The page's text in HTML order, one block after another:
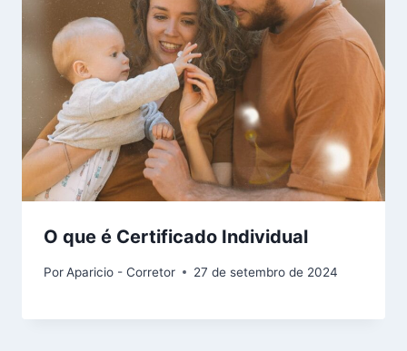
O que é Certificado Individual
PorAparicio - Corretor 27 de setembro de 2024